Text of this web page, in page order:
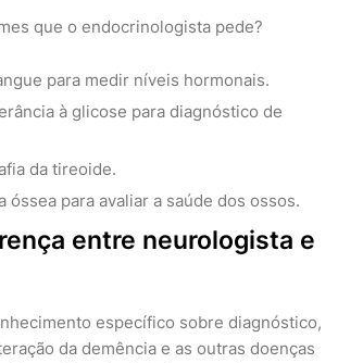
que o endocrinologista pede?
para medir níveis hormonais.
à glicose para diagnóstico de
da tireoide.
óssea para avaliar a saúde dos ossos.
entre neurologista e
específico sobre diagnóstico,
da demência e as outras doenças